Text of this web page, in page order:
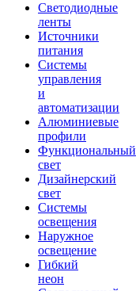
Светодиодные
ленты
Источники
питания
Системы
управления
и
автоматизации
Алюминиевые
профили
Функциональный
свет
Дизайнерский
свет
Системы
освещения
Наружное
освещение
Гибкий
неон